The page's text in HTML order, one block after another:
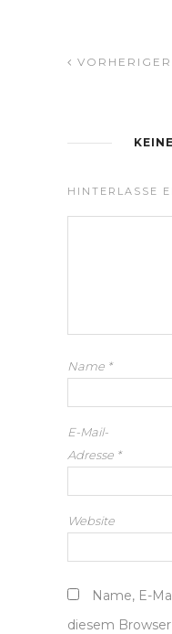
HINTERLASSE
Name *
E-Mail-
Adresse *
Website
Name, E-
diesem